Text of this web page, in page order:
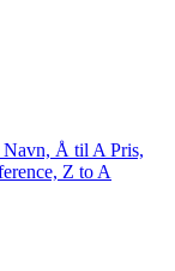
Navn, Å til A Pris,
Z to A